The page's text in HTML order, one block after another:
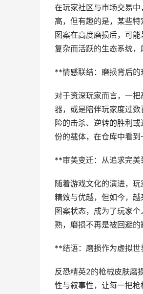
在玩家社区与市场交易
高，但有趣的是，某些
图案在高度磨损后，可
复杂而活跃的生态系统
**情感联结：磨损背后
对于资深玩家而言，一
器，或是陪伴玩家度过
险的击杀、逆转的胜利
份的载体，在仓库中看到
**审美变迁：从追求完
随着游戏文化的演进，
精致与优越，但如今，
图案状态，成为了玩家
熟，磨损不再是被回避的
**结语：磨损作为虚拟
反恐精英2的枪械皮肤磨
性与叙事性，让每一把